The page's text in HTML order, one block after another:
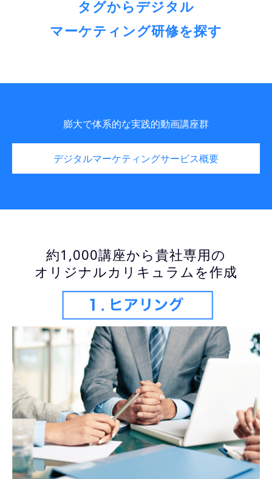
タグからデジタル
マーケティング研修を探す
膨大で体系的な実践的動画講座群
デジタルマーケティングサービス概要
約1,000講座から貴社専用の
オリジナルカリキュラムを作成